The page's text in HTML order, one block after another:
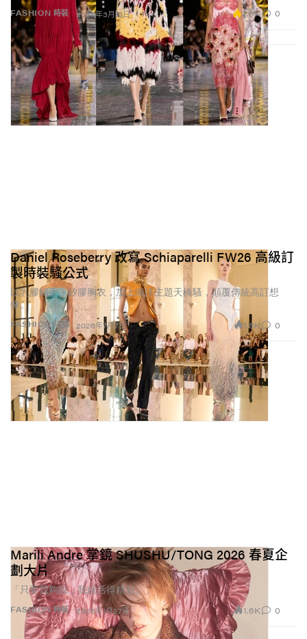
FASHION 時裝 2026年3月10日 2.8K 0
FASHION 時裝
Daniel Roseberry 改寫 Schiaparelli FW26 高級訂
製時裝騷公式
以乳膠觸手、矽膠胸衣，加上海洋主題天橋騷，顛覆傳統高訂想
像。
2026年7月7日 1.8K 0
FASHION 時裝
Marili Andre 掌鏡 SHUSHU/TONG 2026 春夏企
劃大片
「只要我夠靚，我就活得精彩。」
2026年1月27日 1.6K 0